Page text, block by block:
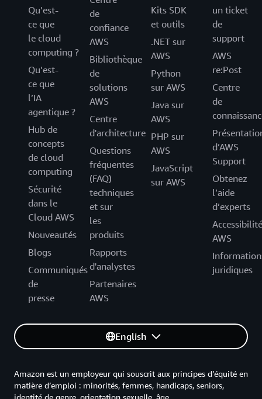
Qu’est-
ce que
le cloud
computing ?
Qu’est-
ce que
l’IA
agentique ?
Hub de
concepts
de cloud
computing
Sécurité
dans le
Cloud AWS
Nouveautés
Blogs
Communiqués
de
presse
de
confiance
AWS
Bibliothèque
de
solutions
AWS
Centre
d'architecture
Questions
fréquentes
(FAQ)
techniques
et sur
les
produits
Rapports
d'analystes
Partenaires
AWS
Kits SDK
et outils
.NET sur
AWS
Python
sur AWS
Java sur
AWS
PHP sur
AWS
JavaScript
sur AWS
un ticket
de
support
AWS
re:Post
Centre
de
d’AWS
Support
Obtenez
l’aide
d’experts
Accessibilité
AWS
juridiques
English
Amazon est un employeur qui souscrit aux principes d’équité en
matière d’emploi : minorités, femmes, handicaps, seniors,